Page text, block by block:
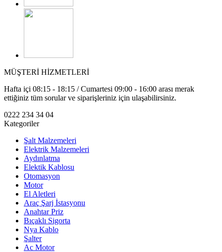
MÜŞTERİ HİZMETLERİ
Hafta içi 08:15 - 18:15 / Cumartesi 09:00 - 16:00 arası merak
ettiğiniz tüm sorular ve siparişleriniz için ulaşabilirsiniz.
0222 234 34 04
Kategoriler
Şalt Malzemeleri
Elektrik Malzemeleri
Aydınlatma
Elektik Kablosu
Otomasyon
Motor
El Aletleri
Araç Şarj İstasyonu
Anahtar Priz
Bıçaklı Sigorta
Nya Kablo
Şalter
Ac Motor